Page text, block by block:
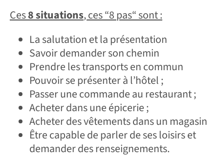
Ces8 situations, ces “8 pas“ sont :
La salutation et la présentation
Savoir demander son chemin
Prendre les transports en commun
Pouvoir se présenter à l’hôtel ;
Passer une commande au restaurant ;
Acheter dans une épicerie ;
Acheter des vêtements dans un magasin
Être capable de parler de ses loisirs et
demander des renseignements.